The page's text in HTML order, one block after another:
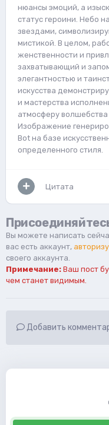
нюансы эмоций, а
статус героини. Небо
звездами,
мистикой. В целом,
женственности и
захватывающий и
элегантностью и
искусства
и мастерства
атмосферу волшебства
Изображение
Bot на базе
определенного стиля.
Цитата
Вы можете написать
вас есть аккаунт,
своего аккаунта.
Примечание: Ваш пост
чем станет видимым.
Добавить